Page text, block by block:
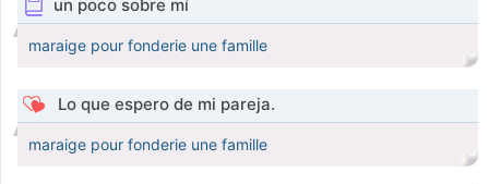
un poco sobre mí
maraige pour fonderie une famille
Lo que espero de mi pareja.
maraige pour fonderie une famille